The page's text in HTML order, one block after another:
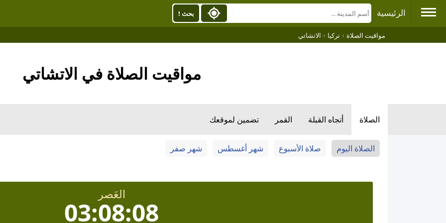
الرئيسية بحث !
مواقيت الصلاة › تركيا › الاتشاتي
مواقيت الصلاة في الاتشاتي
الصلاة أتجاه القبلة القمر تضمين لموقعك
الصلاة اليوم صلاة الأسبوع شهر أغسطس شهر صفر
العَصر
03:08:08